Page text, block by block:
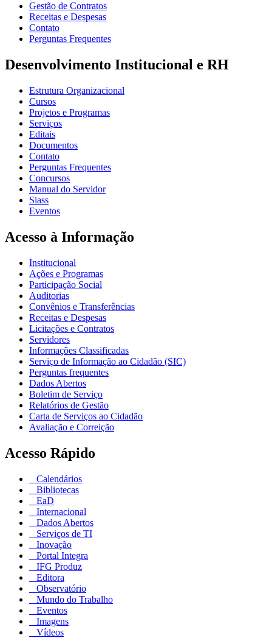
Gestão de Contratos
Receitas e Despesas
Contato
Perguntas Frequentes
Desenvolvimento Institucional e RH
Estrutura Organizacional
Cursos
Projetos e Programas
Serviços
Editais
Documentos
Contato
Perguntas Frequentes
Concursos
Manual do Servidor
Siass
Eventos
Acesso à Informação
Institucional
Ações e Programas
Participação Social
Auditorias
Convênios e Transferências
Receitas e Despesas
Licitações e Contratos
Servidores
Informações Classificadas
Serviço de Informação ao Cidadão (SIC)
Perguntas frequentes
Dados Abertos
Boletim de Serviço
Relatórios de Gestão
Carta de Serviços ao Cidadão
Avaliação e Correição
Acesso Rápido
Calendários
Bibliotecas
EaD
Internacional
Dados Abertos
Serviços de TI
Inovação
Portal Integra
IFG Produz
Editora
Observatório
Mundo do Trabalho
Eventos
Imagens
Vídeos